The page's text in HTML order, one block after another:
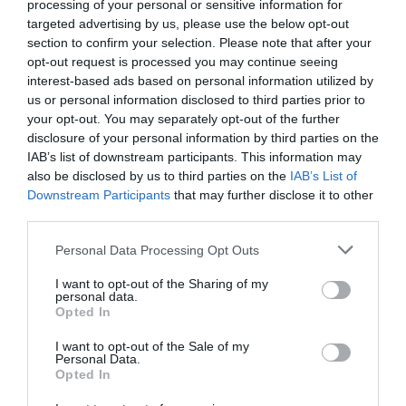
processing of your personal or sensitive information for
targeted advertising by us, please use the below opt-out
section to confirm your selection. Please note that after your
opt-out request is processed you may continue seeing
interest-based ads based on personal information utilized by
us or personal information disclosed to third parties prior to
your opt-out. You may separately opt-out of the further
disclosure of your personal information by third parties on the
IAB’s list of downstream participants. This information may
also be disclosed by us to third parties on the IAB’s List of
Downstream Participants that may further disclose it to other
Personal Data Processing Opt Outs
I want to opt-out of the Sharing of my
personal data.
Opted In
I want to opt-out of the Sale of my
Personal Data.
Opted In
llistat d’obstacles força més extens. El
vicedirector de l’Institut Català de Nanociència i
Nanotecnologia (ICN2) comenta l’existent
necessitat de transferir el coneixement dels
centres de recerca i universitats a la indústria, un
dels objectius que pretén assolir mitjançant
Innofab. “Comptem amb grans centres a
Catalunya, però necessitem posicionar-nos cap al
futur i disposar d’una infraestructura capaç
d’accelerar-nos cap a la industrialització”.
Per a sorpresa dels assistents, Torner ha
comentat els “riscos” sorgits del
però les ha defensat ràpidament prioritzant els
seus “avantatges excepcionals”: “Hem de tenir